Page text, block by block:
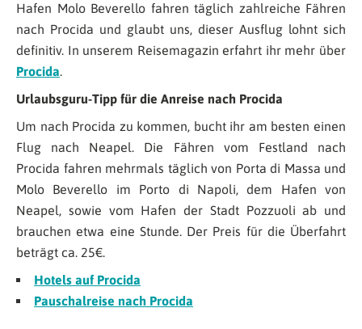
Hafen Molo Beverello fahren täglich zahlreiche Fähren
nach Procida und glaubt uns, dieser Ausflug lohnt sich
definitiv. In unserem Reisemagazin erfahrt ihr mehr über
Procida.
Urlaubsguru-Tipp für die Anreise nach Procida
Um nach Procida zu kommen, bucht ihr am besten einen
Flug nach Neapel. Die Fähren vom Festland nach
Procida fahren mehrmals täglich von Porta di Massa und
Molo Beverello im Porto di Napoli, dem Hafen von
Neapel, sowie vom Hafen der Stadt Pozzuoli ab und
brauchen etwa eine Stunde. Der Preis für die Überfahrt
beträgt ca. 25€.
Hotels auf Procida
Pauschalreise nach Procida